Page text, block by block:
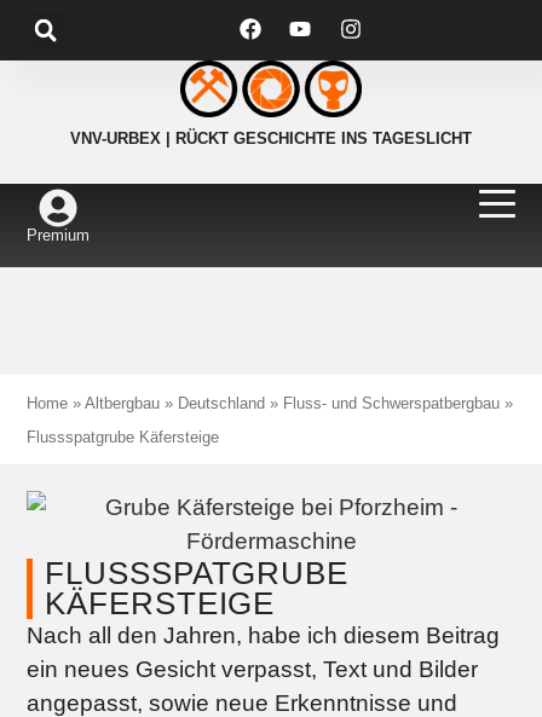
VNV-URBEX | RÜCKT GESCHICHTE INS TAGESLICHT
Premium
Home »Altbergbau » Deutschland » Fluss- und Schwerspatbergbau »
Flussspatgrube Käfersteige
FLUSSSPATGRUBE
KÄFERSTEIGE
Nach all den Jahren, habe ich diesem Beitrag
ein neues Gesicht verpasst, Text und Bilder
angepasst, sowie neue Erkenntnisse und